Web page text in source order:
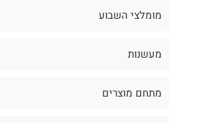
מומלצי השבוע
מעשנות
מתחם מוצרים